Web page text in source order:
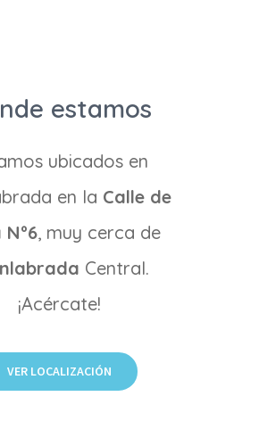
estamos
ubicados en
en la Calle de
, muy cerca de
Central.
¡Acércate!
VER LOCALIZACIÓN